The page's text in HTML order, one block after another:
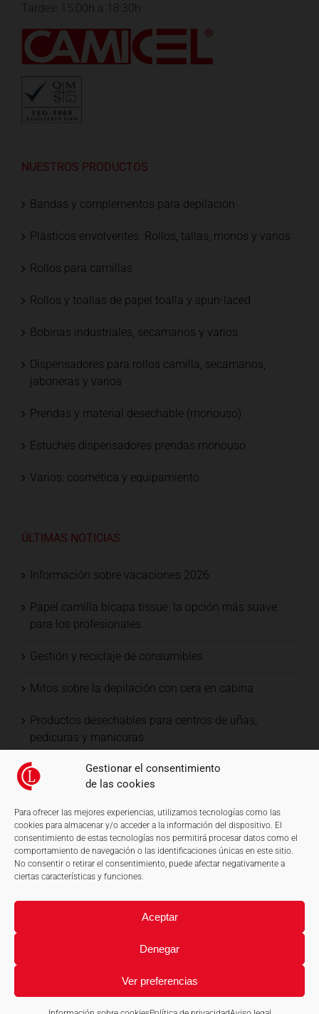
Gestionar el consentimiento
de las cookies
Para ofrecer las mejores experiencias, utilizamos tecnologías como las
cookies para almacenar y/o acceder a la información del dispositivo. El
consentimiento de estas tecnologías nos permitirá procesar datos como el
comportamiento de navegación o las identificaciones únicas en este sitio.
No consentir o retirar el consentimiento, puede afectar negativamente a
ciertas características y funciones.
Aceptar
Denegar
Ver preferencias
Tardes: 15:00h a 18:30h
NUESTROS PRODUCTOS
Bandas y complementos para depilación
Plásticos envolventes. Rollos, tallas, monos y varios
Rollos para camillas
Rollos y toallas de papel toalla y spun-laced
Bobinas industriales, secamanos y varios
Dispensadores para rollos camilla, secamanos,
jaboneras y varios
Prendas y material desechable (monouso)
Estuches dispensadores prendas monouso
Varios: cosmética y equipamiento
ÚLTIMAS NOTICIAS
Información sobre vacaciones 2026
Papel camilla bicapa tissue: la opción más suave
para los profesionales
Gestión y reciclaje de consumibles
Mitos sobre la depilación con cera en cabina
Productos desechables para centros de uñas,
pedicuras y manicuras
© LadyCel, S.L. Material desechable de celulosa y mucho más. |
Aviso legal|Política de privacidad|Información sobre cookies|